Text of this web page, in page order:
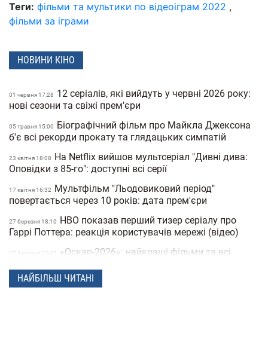
Теги: фільми та мультики по відеоіграм 2022 ,
фільми за іграми
НОВИНИ КІНО
01 червня 17:28
12 серіалів, які вийдуть у червні 2026 року:
нові сезони та свіжі прем'єри
05 травня 15:00
Біографічний фільм про Майкла Джексона
б'є всі рекорди прокату та глядацьких симпатій
23 квiтня 18:08
На Netflix вийшов мультсеріал "Дивні дива:
Оповідки з 85-го": доступні всі серії
17 квiтня 16:32
Мультфільм "Льодовиковий період"
повертається через 10 років: дата прем'єри
27 березня 18:10
HBO показав перший тизер серіалу про
Гаррі Поттера: реакція користувачів мережі (відео)
17 березня 17:47
«Оскар-2026»: найкращі фільми та всі
В Україні екранізують культову книгу
НАЙБІЛЬШ ЧИТАНІ